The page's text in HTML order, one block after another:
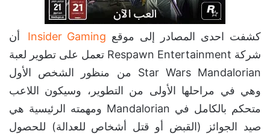
كشفت احدى المصادر إلى موقع Insider Gaming
أن
شركة Respawn Entertainment تعمل على تطوير لعبة
Star Wars Mandalorian من منظور الشخص الأول
وهي في مراحلها الأولى من التطوير، وسيكون اللاعب
متحكم بالكامل في Mandalorian ومهمته الرئيسية هي
صيد الجوائز (القبض أو قتل أشخاص للعدالة) للحصول